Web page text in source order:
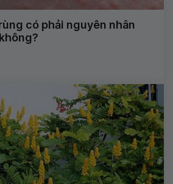
có phải nguyên nhân